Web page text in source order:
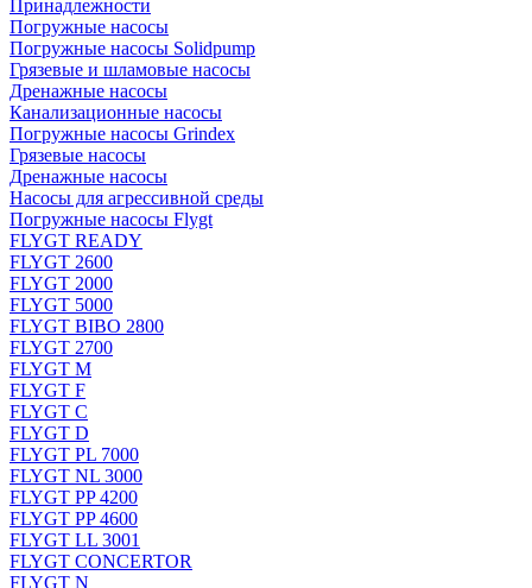
Принадлежности
Погружные насосы
Погружные насосы Solidpump
Грязевые и шламовые насосы
Дренажные насосы
Канализационные насосы
Погружные насосы Grindex
Грязевые насосы
Дренажные насосы
Насосы для агрессивной среды
Погружные насосы Flygt
FLYGT READY
FLYGT 2600
FLYGT 2000
FLYGT 5000
FLYGT BIBO 2800
FLYGT 2700
FLYGT M
FLYGT F
FLYGT C
FLYGT D
FLYGT PL 7000
FLYGT NL 3000
FLYGT PP 4200
FLYGT PP 4600
FLYGT LL 3001
FLYGT CONCERTOR
FLYGT N